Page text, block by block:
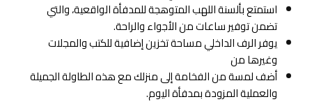
استمتع بألسنة اللهب المتوهجة للمدفأة الواقعية، والتي
تضمن توفير ساعات من الأجواء والراحة.
يوفر الرف الداخلي مساحة تخزين إضافية للكتب والمجلات
وغيرها من
أضف لمسة من الفخامة إلى منزلك مع هذه الطاولة الجميلة
والعملية المزودة بمدفأة اليوم.